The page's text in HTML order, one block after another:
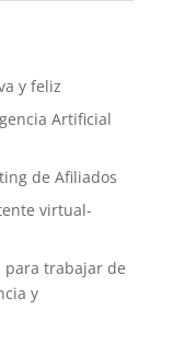
y feliz
Artificial
de Afiliados
virtual-
para trabajar de
y